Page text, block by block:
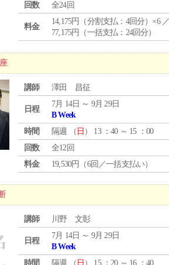
回数
全24回
料金
14,175円（分割支払：4回分）×6
77,175円（一括支払：24回分）
講師 澤田 昌征
日程
7月 14日 ～ 9月 29日
B Week
時間
隔週 （ 日 ） 13 ：40 ～ 15 ：00
回数
全12回
料金
19,530円（6回／一括支払い）
講師 川野 文彰
日程
7月 14日 ～ 9月 29日
B Week
時間
隔週 （ 日 ） 15 ：20 ～ 16 ：40